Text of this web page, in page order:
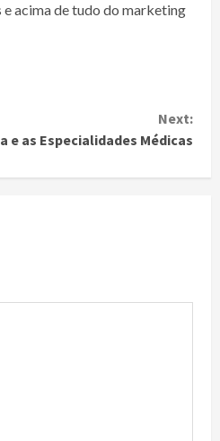
acima de tudo do marketing
Next:
e as Especialidades Médicas